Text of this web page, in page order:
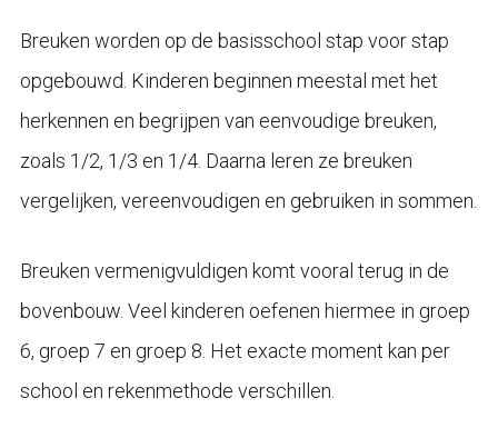
Breuken worden op de basisschool stap voor stap
opgebouwd. Kinderen beginnen meestal met het
herkennen en begrijpen van eenvoudige breuken,
zoals 1/2, 1/3 en 1/4. Daarna leren ze breuken
vergelijken, vereenvoudigen en gebruiken in sommen.
Breuken vermenigvuldigen komt vooral terug in de
bovenbouw. Veel kinderen oefenen hiermee in groep
6, groep 7 en groep 8. Het exacte moment kan per
school en rekenmethode verschillen.